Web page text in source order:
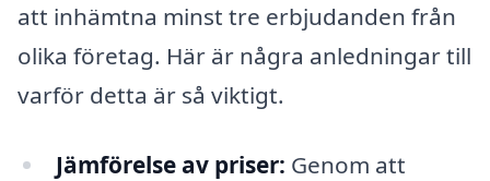
att inhämtna minst tre erbjudanden från
olika företag. Här är några anledningar till
varför detta är så viktigt.
Jämförelse av priser: Genom att